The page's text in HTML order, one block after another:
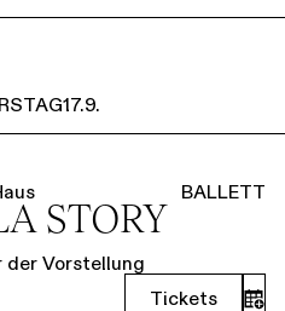
17.9.
BALLETT
STORY
der Vorstellung
Tickets